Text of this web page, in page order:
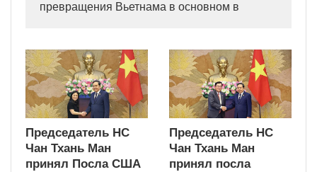
превращения Вьетнама в основном в
Председатель НС
Чан Тхань Ман
принял Посла США
Председатель НС
Чан Тхань Ман
принял посла